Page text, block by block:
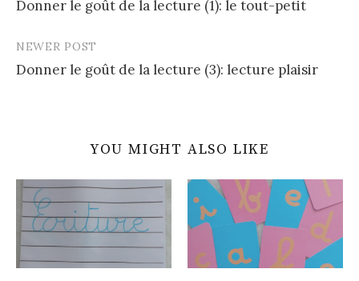
navigation
Donner le goût de la lecture (1): le tout-petit
NEWER POST
Donner le goût de la lecture (3): lecture plaisir
YOU MIGHT ALSO LIKE